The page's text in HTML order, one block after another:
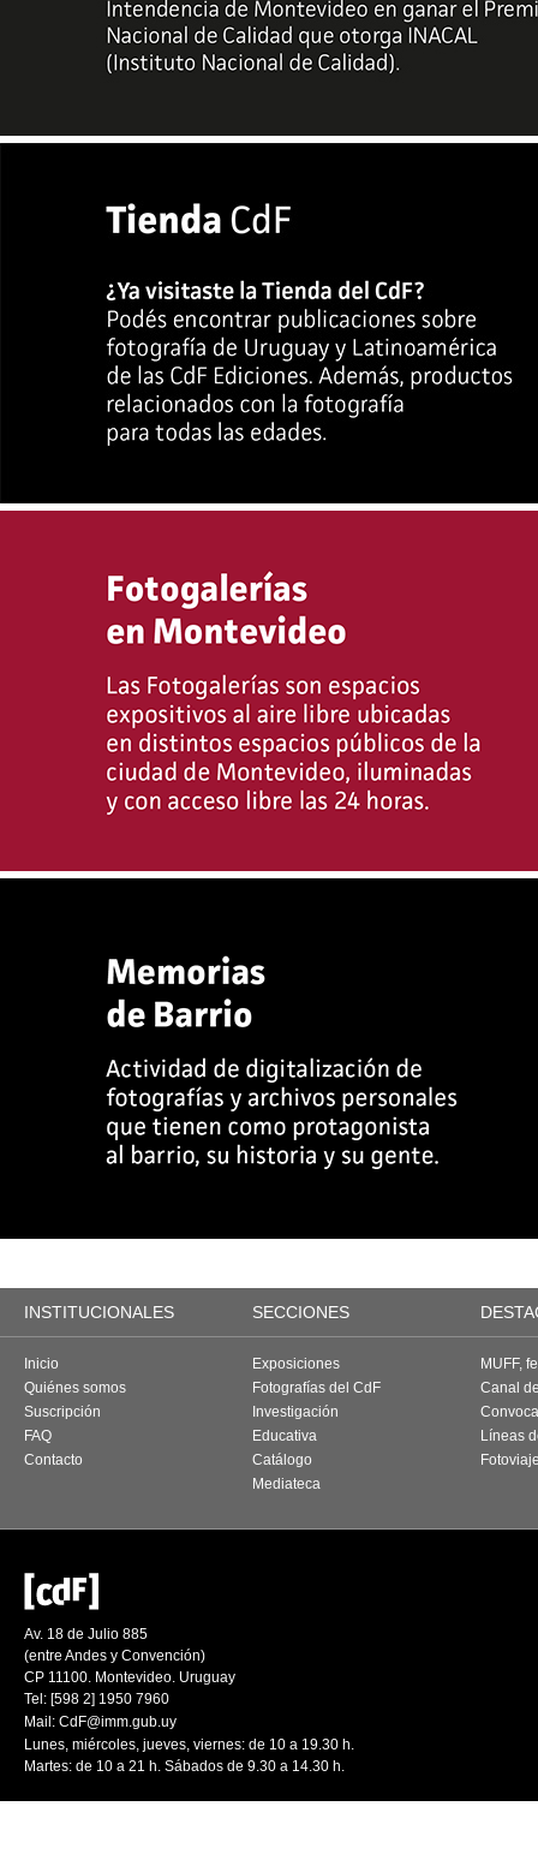
INSTITUCIONALES SECCIONES
Inicio
Quiénes somos
Suscripción
FAQ
Contacto
Exposiciones
Fotografías del CdF
Investigación
Educativa
Catálogo
Mediateca
MUFF,
Canal
Líneas
Av. 18 de Julio 885
(entre Andes y Convención)
CP 11100. Montevideo. Uruguay
Tel: [598 2] 1950 7960
Mail: CdF@imm.gub.uy
Lunes, miércoles, jueves, viernes: de 10 a 19.30 h.
Martes: de 10 a 21 h. Sábados de 9.30 a 14.30 h.